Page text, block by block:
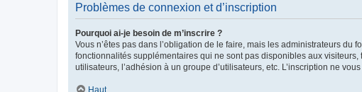
Problèmes de connexion et d’inscription
Pourquoi ai-je besoin de m’inscrire ?
Vous n’êtes pas dans l’obligation de le faire, mais les administrateurs
fonctionnalités supplémentaires qui ne sont pas disponibles aux
utilisateurs, l’adhésion à un groupe d’utilisateurs, etc. L’inscription ne
Haut